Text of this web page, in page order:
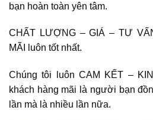
bạn hoàn toàn yên tâm.
CHẤT LƯỢNG – GIÁ – TƯ
MÃI luôn tốt nhất.
Chúng tôi luôn CAM KẾT –
khách hàng mãi là người bạn
lần mà là nhiều lần nữa.